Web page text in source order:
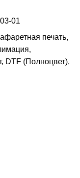
01
печать,
DTF (Полноцвет),